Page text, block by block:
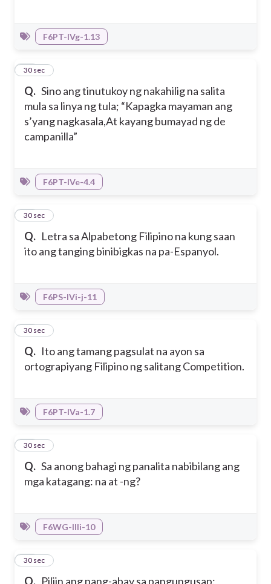
F6PT-IVg-1.13
Q. Sino ang tinutukoy ng nakahilig na salita
mula sa linya ng tula; “Kapagka mayaman ang
s’yang nagkasala,At kayang bumayad ng de
campanilla”
14
30 sec
F6PT-IVe-4.4
Q. Letra sa Alpabetong Filipino na kung saan
ito ang tanging binibigkas na pa-Espanyol.
15
30 sec
F6PS-IVi-j-11
Q. Ito ang tamang pagsulat na ayon sa
ortograpiyang Filipino ng salitang Competition.
16
30 sec
F6PT-IVa-1.7
Q. Sa anong bahagi ng panalita nabibilang ang
mga katagang: na at -ng?
17
30 sec
F6WG-IIIi-10
Q. Piliin ang pang-abay sa pangungusap:
18
30 sec